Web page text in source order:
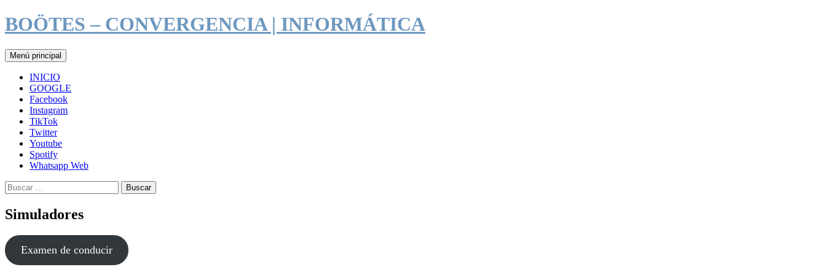
Saltar
al
BOÖTES – CONVERGENCIA | INFORMÁTICA
Buscar
Menú principal
INICIO
GOOGLE
Facebook
Instagram
TikTok
Twitter
Youtube
Spotify
Whatsapp Web
Buscar:
Simuladores
Examen de conducir